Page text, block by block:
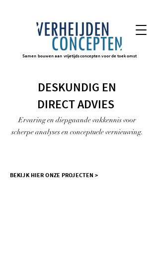
Samen bouwen aan vrijetijdsconcepten voor de toekomst
DESKUNDIG EN
DIRECT ADVIES
Ervaring en diepgaande vakkennis voor
scherpe analyses en conceptuele vernieuwing.
BEKIJK HIER ONZE PROJECTEN >